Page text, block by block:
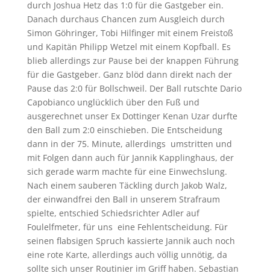
durch Joshua Hetz das 1:0 für die Gastgeber ein.
Danach durchaus Chancen zum Ausgleich durch
Simon Göhringer, Tobi Hilfinger mit einem Freistoß
und Kapitän Philipp Wetzel mit einem Kopfball. Es
blieb allerdings zur Pause bei der knappen Führung
für die Gastgeber. Ganz blöd dann direkt nach der
Pause das 2:0 für Bollschweil. Der Ball rutschte Dario
Capobianco unglücklich über den Fuß und
ausgerechnet unser Ex Dottinger Kenan Uzar durfte
den Ball zum 2:0 einschieben. Die Entscheidung
dann in der 75. Minute, allerdings umstritten und
mit Folgen dann auch für Jannik Kapplinghaus, der
sich gerade warm machte für eine Einwechslung.
Nach einem sauberen Täckling durch Jakob Walz,
der einwandfrei den Ball in unserem Strafraum
spielte, entschied Schiedsrichter Adler auf
Foulelfmeter, für uns eine Fehlentscheidung. Für
seinen flabsigen Spruch kassierte Jannik auch noch
eine rote Karte, allerdings auch völlig unnötig, da
sollte sich unser Routinier im Griff haben. Sebastian